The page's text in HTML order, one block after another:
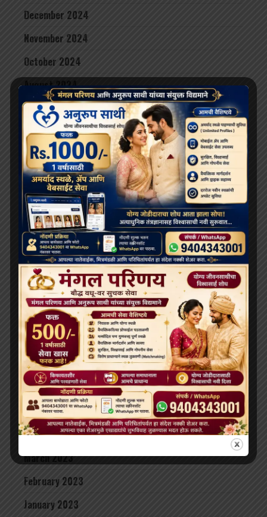
December 2024
November 2024
October 2024
August 2024
June 2024
May 2024
April 2024
March 2024
February 2024
January 2024
December 2023
November 2023
October 2023
September 2023
August 2023
July 2023
June 2023
May 2023
April 2023
March 2023
February 2023
January 2023